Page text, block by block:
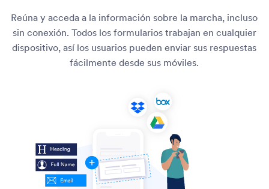
Reúna y acceda a la información sobre la marcha, incluso
sin conexión. Todos los formularios trabajan en cualquier
dispositivo, así los usuarios pueden enviar sus respuestas
fácilmente desde sus móviles.